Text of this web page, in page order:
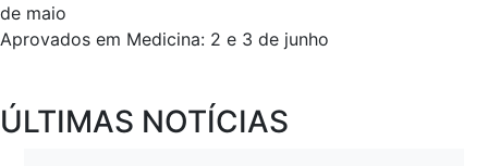
de maio
Aprovados em Medicina: 2 e 3 de junho
ÚLTIMAS NOTÍCIAS